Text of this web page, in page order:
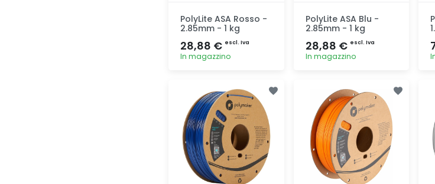
PolyLite ASA Rosso -
2.85mm - 1 kg
28,88 € escl. Iva
In magazzino
PolyLite ASA Blu -
2.85mm - 1 kg
28,88 € escl. Iva
In magazzino